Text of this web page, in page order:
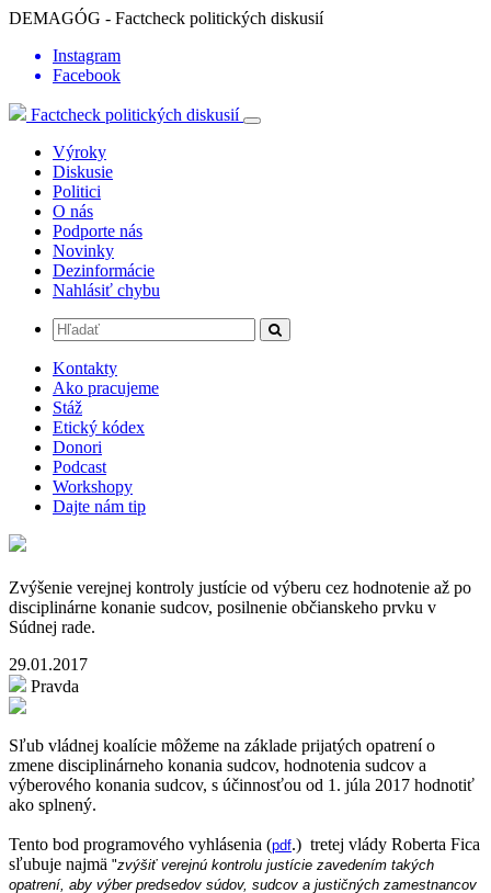
DEMAGÓG - Factcheck politických diskusií
Instagram
Facebook
Factcheck politických diskusií
Výroky
Diskusie
Politici
O nás
Podporte nás
Novinky
Dezinformácie
Nahlásiť chybu
Kontakty
Ako pracujeme
Stáž
Etický kódex
Donori
Podcast
Workshopy
Dajte nám tip
Zvýšenie verejnej kontroly justície od výberu cez hodnotenie až po
disciplinárne konanie sudcov, posilnenie občianskeho prvku v
Súdnej rade.
29.01.2017
Pravda
Sľub vládnej koalície môžeme na základe prijatých opatrení o
zmene disciplinárneho konania sudcov, hodnotenia sudcov a
výberového konania sudcov, s účinnosťou od 1. júla 2017 hodnotiť
ako splnený.
Tento bod programového vyhlásenia (pdf.) tretej vlády Roberta Fica
sľubuje najmä "zvýšiť verejnú kontrolu justície zavedením takých
opatrení, aby výber predsedov súdov, sudcov a justičných zamestnancov